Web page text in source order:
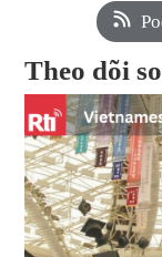
Theo dõi